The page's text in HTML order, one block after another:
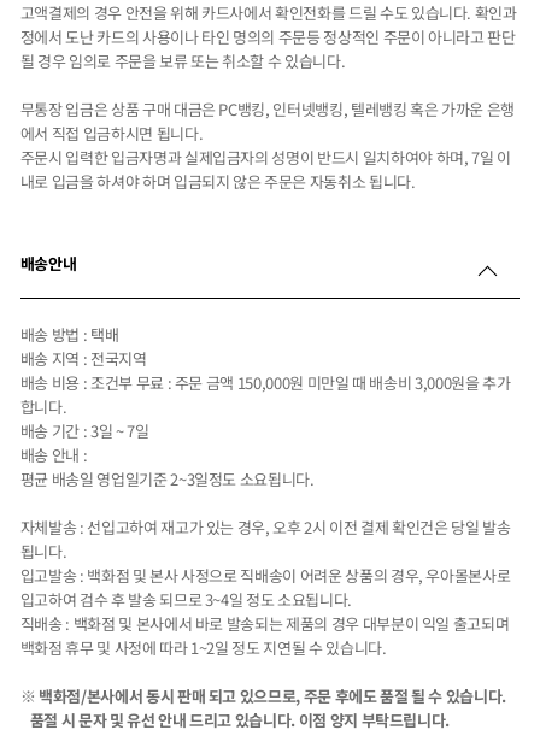
고액결제의 경우 안전을 위해 카드사에서 확인전화를 드릴 수도 있습니다. 확인과
정에서 도난 카드의 사용이나 타인 명의의 주문등 정상적인 주문이 아니라고 판단
될 경우 임의로 주문을 보류 또는 취소할 수 있습니다.
무통장 입금은 상품 구매 대금은 PC뱅킹, 인터넷뱅킹, 텔레뱅킹 혹은 가까운 은행
에서 직접 입금하시면 됩니다.
주문시 입력한 입금자명과 실제입금자의 성명이 반드시 일치하여야 하며, 7일 이
내로 입금을 하셔야 하며 입금되지 않은 주문은 자동취소 됩니다.
배송안내
배송 방법 : 택배
배송 지역 : 전국지역
배송 비용 : 조건부 무료 : 주문 금액 150,000원 미만일 때 배송비 3,000원을 추가
합니다.
배송 기간 : 3일 ~ 7일
배송 안내 :
평균 배송일 영업일기준 2~3일정도 소요됩니다.
자체발송 : 선입고하여 재고가 있는 경우, 오후 2시 이전 결제 확인건은 당일 발송
됩니다.
입고발송 : 백화점 및 본사 사정으로 직배송이 어려운 상품의 경우, 우아몰본사로
입고하여 검수 후 발송 되므로 3~4일 정도 소요됩니다.
직배송 : 백화점 및 본사에서 바로 발송되는 제품의 경우 대부분이 익일 출고되며
백화점 휴무 및 사정에 따라 1~2일 정도 지연될 수 있습니다.
※ 백화점/본사에서 동시 판매 되고 있으므로, 주문 후에도 품절 될 수 있습니다.
품절 시 문자 및 유선 안내 드리고 있습니다. 이점 양지 부탁드립니다.